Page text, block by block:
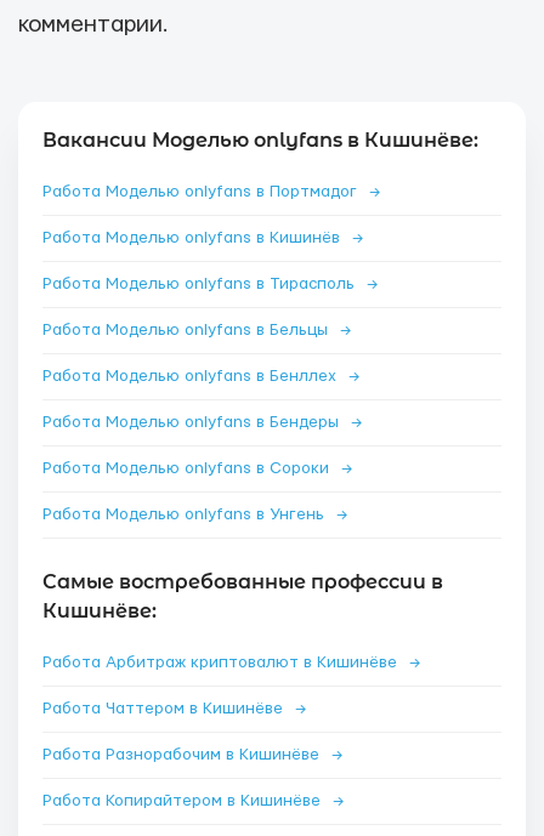
комментарии.
Вакансии Моделью onlyfans в Кишинёве:
Работа Моделью onlyfans в Портмадог →
Работа Моделью onlyfans в Кишинёв →
Работа Моделью onlyfans в Тирасполь →
Работа Моделью onlyfans в Бельцы →
Работа Моделью onlyfans в Бенллех →
Работа Моделью onlyfans в Бендеры →
Работа Моделью onlyfans в Сороки →
Работа Моделью onlyfans в Унгень →
Самые востребованные профессии в
Кишинёве:
Работа Арбитраж криптовалют в Кишинёве →
Работа Чаттером в Кишинёве →
Работа Разнорабочим в Кишинёве →
Работа Копирайтером в Кишинёве →